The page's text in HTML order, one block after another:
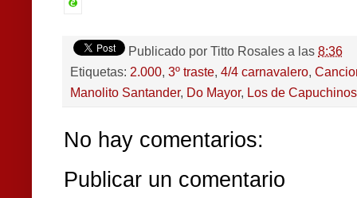
Publicado por Titto Rosales a las 8:36
Etiquetas: 2.000, 3º traste, 4/4 carnavalero,
Manolito Santander, Do Mayor, Los de Capuchinos
No hay comentarios:
Publicar un comentario